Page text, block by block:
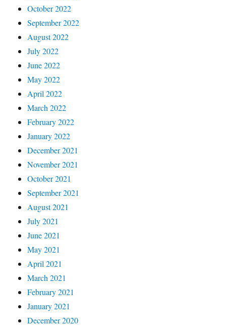
October 2022
September 2022
August 2022
July 2022
June 2022
May 2022
April 2022
March 2022
February 2022
January 2022
December 2021
November 2021
October 2021
September 2021
August 2021
July 2021
June 2021
May 2021
April 2021
March 2021
February 2021
January 2021
December 2020